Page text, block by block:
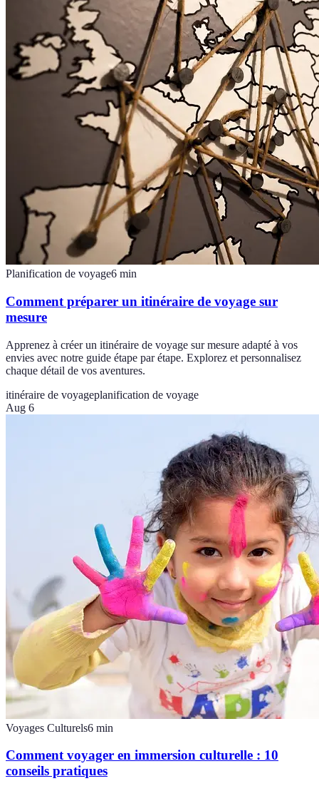
Planification de voyage6 min
Comment préparer un itinéraire de voyage sur
mesure
Apprenez à créer un itinéraire de voyage sur mesure adapté à vos
envies avec notre guide étape par étape. Explorez et personnalisez
chaque détail de vos aventures.
itinéraire de voyageplanification de voyage
Aug 6
Voyages Culturels6 min
Comment voyager en immersion culturelle : 10
conseils pratiques